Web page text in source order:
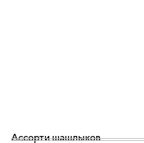
Ассорти шашлыков